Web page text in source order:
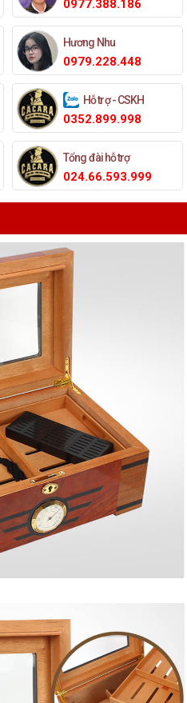
0977.388.186
Hương Nhu
0979.228.448
Hỗ trợ - CSKH
0352.899.998
Tổng đài hỗ trợ
024.66.593.999